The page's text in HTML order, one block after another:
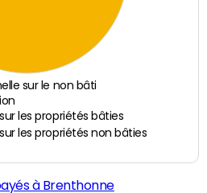
sur le non bâti
les propriétés bâties
les propriétés non bâties
à Brenthonne